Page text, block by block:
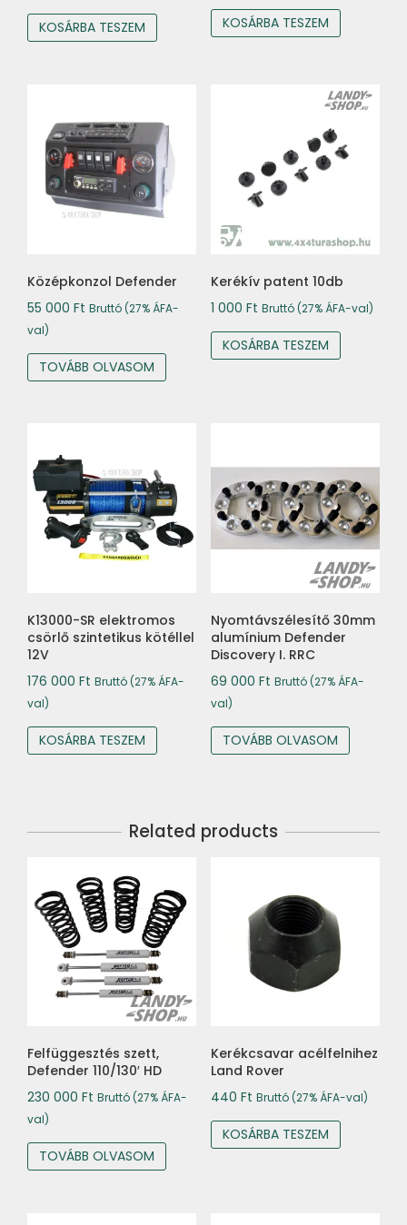
KOSÁRBA TESZEM KOSÁRBA TESZEM
Középkonzol Defender
55 000 Ft Bruttó (27% ÁFA-
val)
TOVÁBB OLVASOM
Kerékív patent 10db
1 000 Ft Bruttó (27% ÁFA-val)
KOSÁRBA TESZEM
K13000-SR elektromos
csörlő szintetikus kötéllel
12V
176 000 Ft Bruttó (27% ÁFA-
val)
KOSÁRBA TESZEM
Nyomtávszélesítő 30mm
alumínium Defender
Discovery I. RRC
69 000 Ft Bruttó (27% ÁFA-
val)
TOVÁBB OLVASOM
Related products
Felfüggesztés szett,
Defender 110/130′ HD
230 000 Ft Bruttó (27% ÁFA-
val)
TOVÁBB OLVASOM
Kerékcsavar acélfelnihez
Land Rover
440 Ft Bruttó (27% ÁFA-val)
KOSÁRBA TESZEM